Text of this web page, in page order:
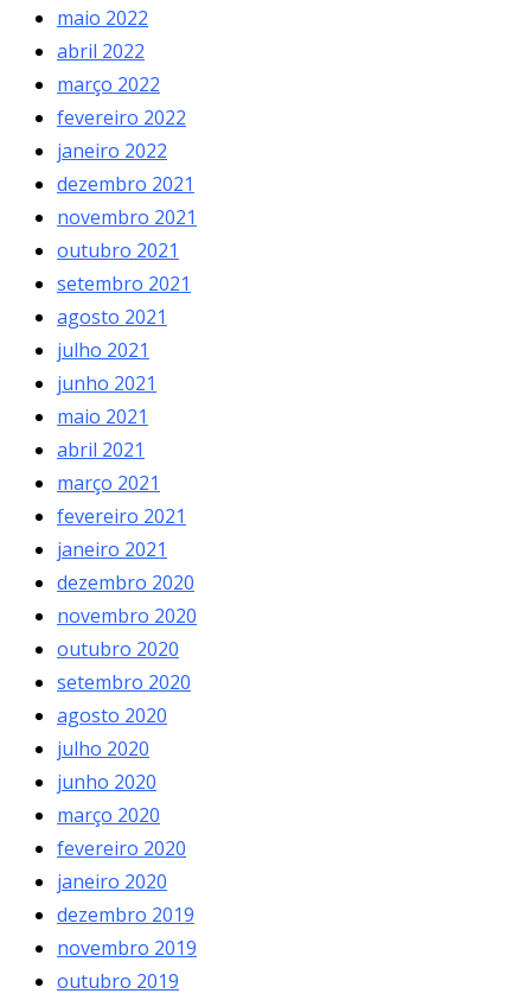
maio 2022
abril 2022
março 2022
fevereiro 2022
janeiro 2022
dezembro 2021
novembro 2021
outubro 2021
setembro 2021
agosto 2021
julho 2021
junho 2021
maio 2021
abril 2021
março 2021
fevereiro 2021
janeiro 2021
dezembro 2020
novembro 2020
outubro 2020
setembro 2020
agosto 2020
julho 2020
junho 2020
março 2020
fevereiro 2020
janeiro 2020
dezembro 2019
novembro 2019
outubro 2019